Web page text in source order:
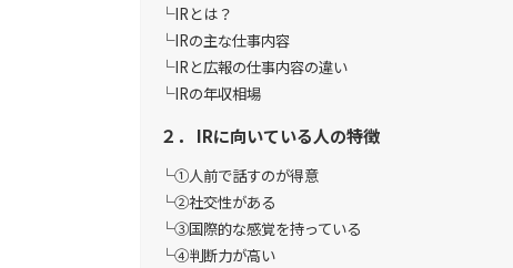
IRとは？
IRの主な仕事内容
IRと広報の仕事内容の違い
IRの年収相場
２． IRに向いている人の特徴
①人前で話すのが得意
②社交性がある
③国際的な感覚を持っている
④判断力が高い